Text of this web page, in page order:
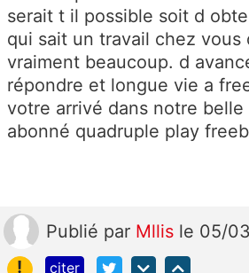
serait t il possible soit d
qui sait un travail chez vous
vraiment beaucoup. d
répondre et longue vie a
votre arrivé dans notre belle
abonné quadruple play
Publié par Mllis le 05/
!
citer